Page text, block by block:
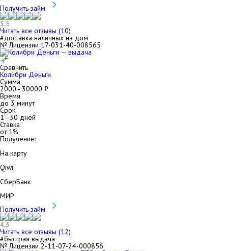
Получить займ
3.5
Читать все отзывы (10)
#доставка наличных на дом
№ Лицензии 17-031-40-008565
Сравнить
Колибри Деньги
Сумма
2000 - 30000 ₽
Время
до 3 минут
Срок
1- 30 дней
Ставка
от 1%
Получение:
На карту
Qiwi
СберБанк
МИР
Получить займ
4.3
Читать все отзывы (12)
#быстрая выдача
№ Лицензии 2-11-07-24-000856